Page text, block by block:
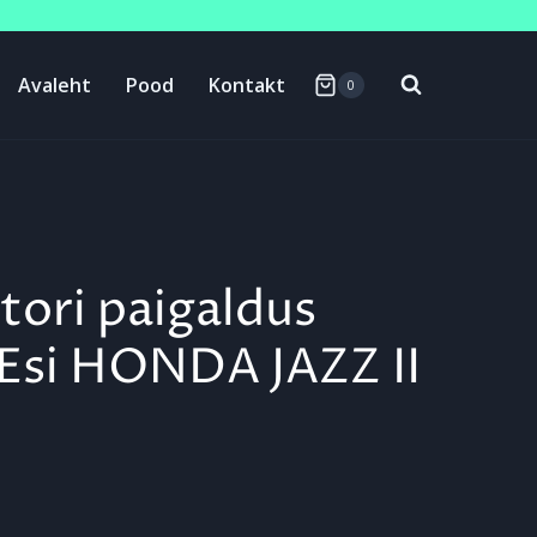
Avaleht Pood Kontakt 0
paigaldus
HONDA JAZZ II